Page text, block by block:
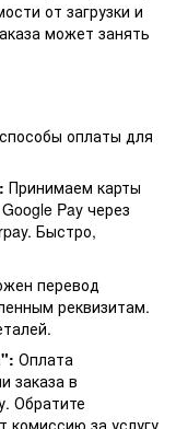
от загрузки и
может занять
оплаты для
Принимаем карты
Pay через
Быстро,
перевод
реквизитам.
Оплата
заказа в
Обратите
комиссию за услугу